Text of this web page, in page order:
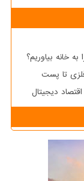
خانه بیاوریم؟
فلزی تا پست
دیجیتال